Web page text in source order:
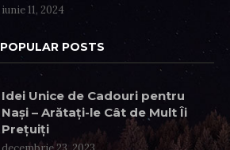
iunie 11, 2024
POPULAR POSTS
Idei Unice de Cadouri pentru
Nași – Arătați-le Cât de Mult Îi
Prețuiți